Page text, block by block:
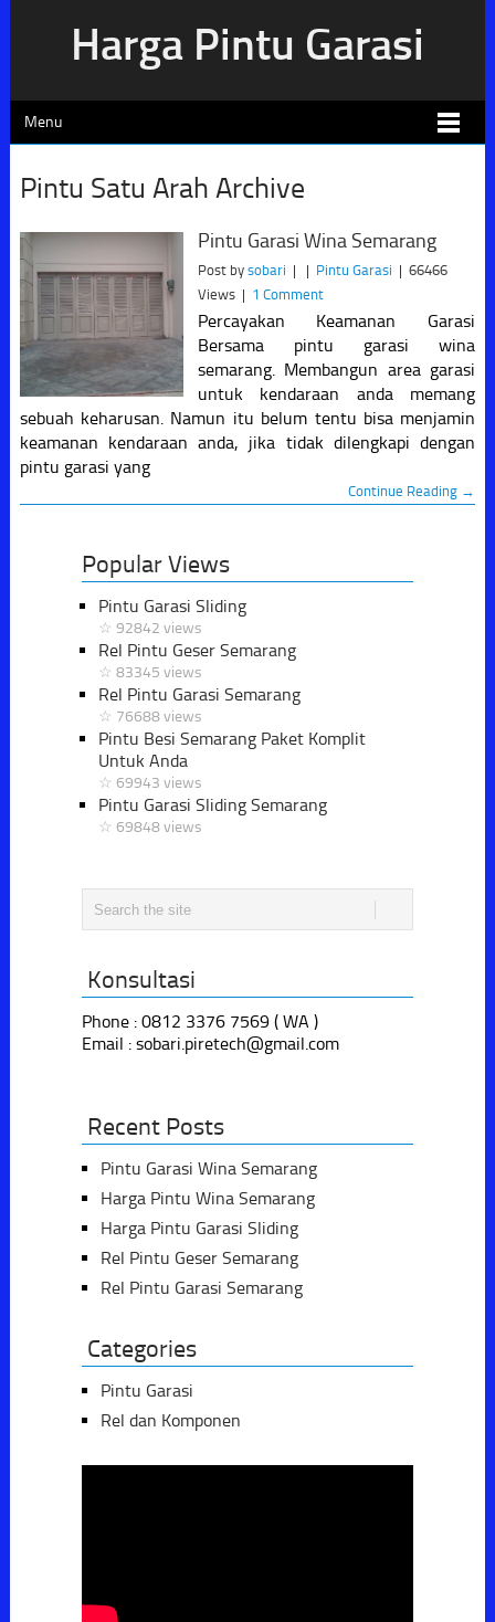
Harga Pintu Garasi
Menu
Pintu Satu Arah Archive
Pintu Garasi Wina Semarang
Post by sobari | | Pintu Garasi | 66466
Views | 1 Comment
Percayakan Keamanan Garasi
Bersama pintu garasi wina
semarang. Membangun area garasi
untuk kendaraan anda memang
sebuah keharusan. Namun itu belum tentu bisa menjamin
keamanan kendaraan anda, jika tidak dilengkapi dengan
pintu garasi yang
Continue Reading →
Popular Views
Pintu Garasi Sliding
☆ 92842 views
Rel Pintu Geser Semarang
☆ 83345 views
Rel Pintu Garasi Semarang
☆ 76688 views
Pintu Besi Semarang Paket Komplit
Untuk Anda
☆ 69943 views
Pintu Garasi Sliding Semarang
☆ 69848 views
Konsultasi
Phone : 0812 3376 7569 ( WA )
Email : sobari.piretech@gmail.com
Recent Posts
Pintu Garasi Wina Semarang
Harga Pintu Wina Semarang
Harga Pintu Garasi Sliding
Rel Pintu Geser Semarang
Rel Pintu Garasi Semarang
Categories
Pintu Garasi
Rel dan Komponen